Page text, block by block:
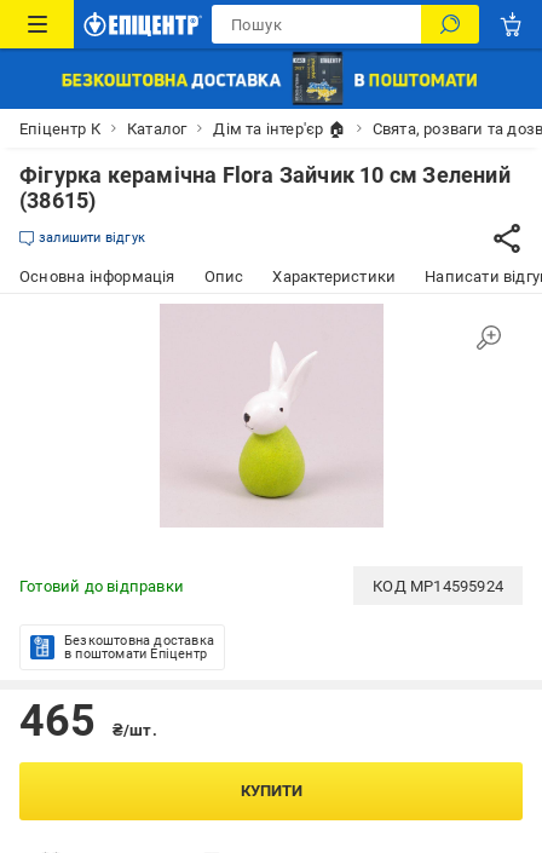
Епіцентр К Каталог Дім та інтер'єр 🏠 Свята, розваги та
Фігурка керамічна Flora Зайчик 10 см Зелений
(38615)
залишити відгук
Основна інформація Опис Характеристики Написати
Готовий до відправки КОД MP14595924
Безкоштовна доставка
в поштомати Епіцентр
465 ₴/шт.
КУПИТИ